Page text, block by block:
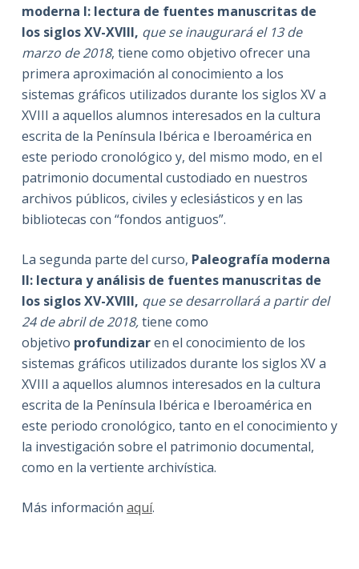
moderna I: lectura de fuentes manuscritas de
los siglos XV-XVIII, que se inaugurará el 13 de
marzo de 2018, tiene como objetivo ofrecer una
primera aproximación al conocimiento a los
sistemas gráficos utilizados durante los siglos XV a
XVIII a aquellos alumnos interesados en la cultura
escrita de la Península Ibérica e Iberoamérica en
este periodo cronológico y, del mismo modo, en el
patrimonio documental custodiado en nuestros
archivos públicos, civiles y eclesiásticos y en las
bibliotecas con “fondos antiguos”.
La segunda parte del curso, Paleografía moderna
II: lectura y análisis de fuentes manuscritas de
los siglos XV-XVIII, que se desarrollará a partir del
24 de abril de 2018,tiene como
objetivo profundizaren el conocimiento de los
sistemas gráficos utilizados durante los siglos XV a
XVIII a aquellos alumnos interesados en la cultura
escrita de la Península Ibérica e Iberoamérica en
este periodo cronológico, tanto en el conocimiento y
la investigación sobre el patrimonio documental,
como en la vertiente archivística.
Más información aquí.